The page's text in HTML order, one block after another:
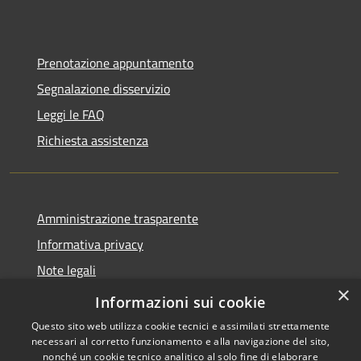
Prenotazione appuntamento
Segnalazione disservizio
Leggi le FAQ
Richiesta assistenza
Amministrazione trasparente
Informativa privacy
Note legali
dichiarazione di accessibilità
×
Informazioni sui cookie
Questo sito web utilizza cookie tecnici e assimilati strettamente
necessari al corretto funzionamento e alla navigazione del sito,
nonché un cookie tecnico analitico al solo fine di elaborare